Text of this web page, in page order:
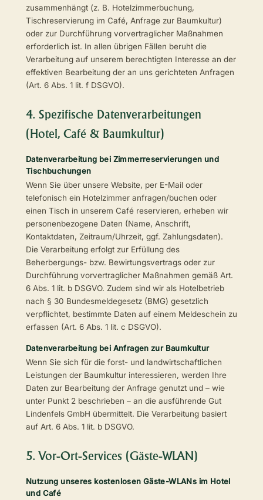
zusammenhängt (z. B. Hotelzimmerbuchung,
Tischreservierung im Café, Anfrage zur Baumkultur)
oder zur Durchführung vorvertraglicher Maßnahmen
erforderlich ist. In allen übrigen Fällen beruht die
Verarbeitung auf unserem berechtigten Interesse an der
effektiven Bearbeitung der an uns gerichteten Anfragen
(Art. 6 Abs. 1 lit. f DSGVO).
4. Spezifische Datenverarbeitungen
(Hotel, Café & Baumkultur)
Datenverarbeitung bei Zimmerreservierungen und
Tischbuchungen
Wenn Sie über unsere Website, per E-Mail oder
telefonisch ein Hotelzimmer anfragen/buchen oder
einen Tisch in unserem Café reservieren, erheben wir
personenbezogene Daten (Name, Anschrift,
Kontaktdaten, Zeitraum/Uhrzeit, ggf. Zahlungsdaten).
Die Verarbeitung erfolgt zur Erfüllung des
Beherbergungs- bzw. Bewirtungsvertrags oder zur
Durchführung vorvertraglicher Maßnahmen gemäß Art.
6 Abs. 1 lit. b DSGVO. Zudem sind wir als Hotelbetrieb
nach § 30 Bundesmeldegesetz (BMG) gesetzlich
verpflichtet, bestimmte Daten auf einem Meldeschein zu
erfassen (Art. 6 Abs. 1 lit. c DSGVO).
Datenverarbeitung bei Anfragen zur Baumkultur
Wenn Sie sich für die forst- und landwirtschaftlichen
Leistungen der Baumkultur interessieren, werden Ihre
Daten zur Bearbeitung der Anfrage genutzt und – wie
unter Punkt 2 beschrieben – an die ausführende Gut
Lindenfels GmbH übermittelt. Die Verarbeitung basiert
auf Art. 6 Abs. 1 lit. b DSGVO.
5. Vor-Ort-Services (Gäste-WLAN)
Nutzung unseres kostenlosen Gäste-WLANs im Hotel
und Café